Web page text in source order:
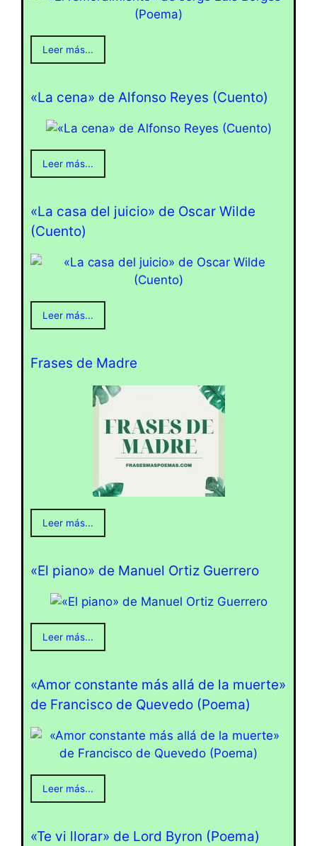
Leer más...
«La cena» de Alfonso Reyes (Cuento)
Leer más...
«La casa del juicio» de Oscar Wilde
(Cuento)
Leer más...
Frases de Madre
Leer más...
«El piano» de Manuel Ortiz Guerrero
Leer más...
«Amor constante más allá de la muerte»
de Francisco de Quevedo (Poema)
Leer más...
«Te vi llorar» de Lord Byron (Poema)